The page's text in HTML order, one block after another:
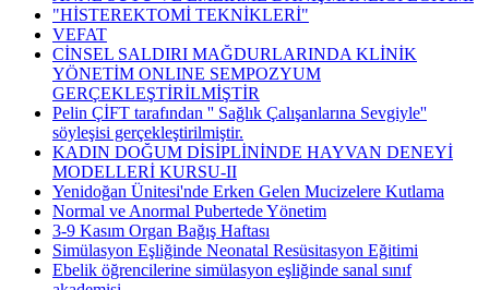
"HİSTEREKTOMİ TEKNİKLERİ"
VEFAT
CİNSEL SALDIRI MAĞDURLARINDA KLİNİK
YÖNETİM ONLINE SEMPOZYUM
GERÇEKLEŞTİRİLMİŞTİR
Pelin ÇİFT tarafından '' Sağlık Çalışanlarına Sevgiyle''
söyleşisi gerçekleştirilmiştir.
KADIN DOĞUM DİSİPLİNİNDE HAYVAN DENEYİ
MODELLERİ KURSU-II
Yenidoğan Ünitesi'nde Erken Gelen Mucizelere Kutlama
Normal ve Anormal Pubertede Yönetim
3-9 Kasım Organ Bağış Haftası
Simülasyon Eşliğinde Neonatal Resüsitasyon Eğitimi
Ebelik öğrencilerine simülasyon eşliğinde sanal sınıf